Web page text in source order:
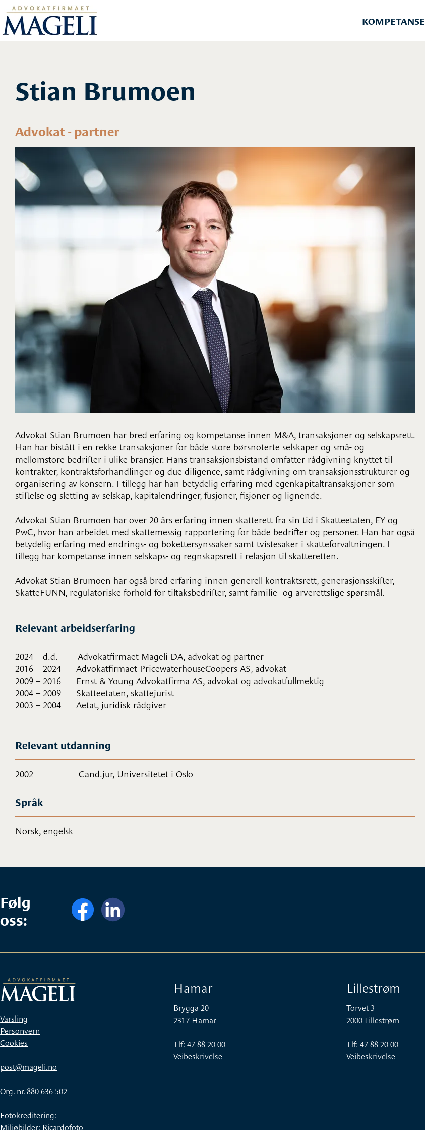
KOMPETANSE
Stian Brumoen
Advokat - partner
Advokat Stian Brumoen har bred erfaring og kompetanse innen M&A, transaksjoner og selskapsrett.
Han har bistått i en rekke transaksjoner for både store børsnoterte selskaper og små- og
mellomstore bedrifter i ulike bransjer. Hans transaksjonsbistand omfatter rådgivning knyttet til
kontrakter, kontraktsforhandlinger og due diligence, samt rådgivning om transaksjonsstrukturer og
organisering av konsern. I tillegg har han betydelig erfaring med egenkapitaltransaksjoner som
stiftelse og sletting av selskap, kapitalendringer, fusjoner, fisjoner og lignende.
Advokat Stian Brumoen har over 20 års erfaring innen skatterett fra sin tid i Skatteetaten, EY og
PwC, hvor han arbeidet med skattemessig rapportering for både bedrifter og personer. Han har også
betydelig erfaring med endrings- og bokettersynssaker samt tvistesaker i skatteforvaltningen. I
tillegg har kompetanse innen selskaps- og regnskapsrett i relasjon til skatteretten.
Advokat Stian Brumoen har også bred erfaring innen generell kontraktsrett, generasjonsskifter,
SkatteFUNN, regulatoriske forhold for tiltaksbedrifter, samt familie- og arverettslige spørsmål.
Relevant arbeidserfaring
2024 – d.d. Advokatfirmaet Mageli DA, advokat og partner
2016 – 2024 Advokatfirmaet PricewaterhouseCoopers AS, advokat
2009 – 2016 Ernst & Young Advokatfirma AS, advokat og advokatfullmektig
2004 – 2009 Skatteetaten, skattejurist
2003 – 2004 Aetat, juridisk rådgiver
Relevant utdanning
2002 Cand.jur, Universitetet i Oslo
Språk
Norsk, engelsk
Følg
oss:
Varsling
Personvern
Cookies
post@mageli.no
Org. nr. 880 636 502
Fotokreditering:
Miljøbilder: Ricardofoto
Hamar
Brygga 20
2317 Hamar
Tlf: 47 88 20 00
Veibeskrivelse
Lillestrøm
Torvet 3
2000 Lillestrøm
Tlf: 47 88 20 00
Veibeskrivelse